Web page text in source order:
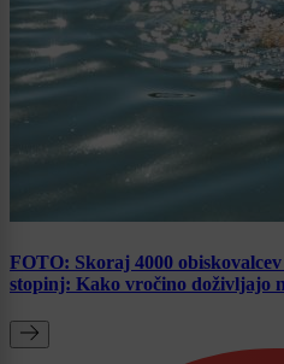
FOTO: Skoraj 4000
stopinj: Kako vročino doživljajo